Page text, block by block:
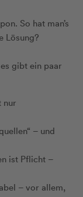
So hat man’s
Lösung?
gibt ein paar
nur
– und
ist Pflicht –
– vor allem,